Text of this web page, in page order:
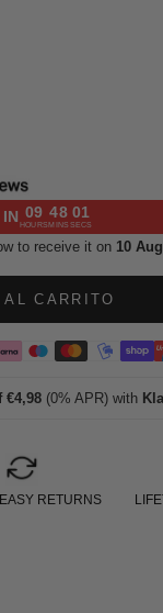
09
HOURS
48
MINS
00
SECS
to receive it on 10
CARRITO
€4,98 (0% APR) with
RETURNS